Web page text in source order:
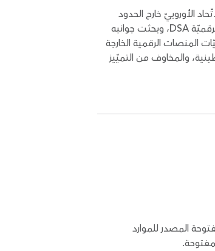
الأوروبيّ خارج الحدود
الإقليميّة". تناولت الدراسة العلاقة المعقدة بين السياق الإسرائيليّ/الفلسطينيّ وتشريعات الاتّحاد الأوروبيّ، وخاصة قانون الخدمات الرقميّة DSA، وبحثت جوانبه
المنصات الرقمية الخارجة
الحقوق الرقمية الفلسطينية، والمخاوف من التميّيز
المصدر للموارد